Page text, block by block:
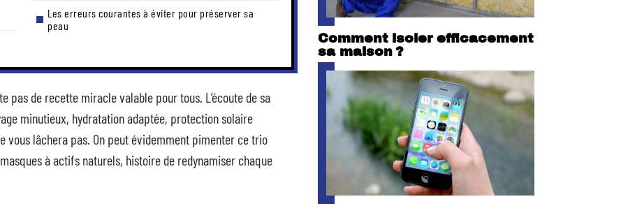
Les erreurs courantes à éviter pour préserver sa
peau
pas de recette miracle valable pour tous. L’écoute de sa
minutieux, hydratation adaptée, protection solaire
vous lâchera pas. On peut évidemment pimenter ce trio
à actifs naturels, histoire de redynamiser chaque
Comment isoler efficacement
sa maison ?